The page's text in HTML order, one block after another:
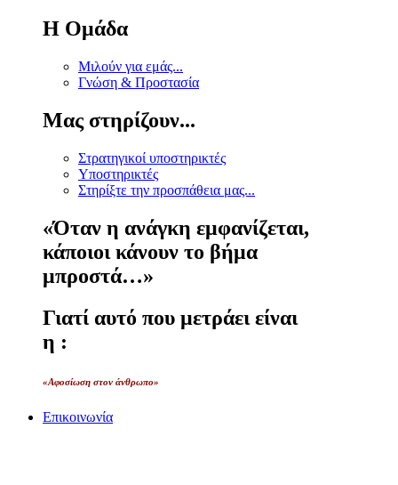
Η Ομάδα
Μιλούν για εμάς...
Γνώση & Προστασία
Μας στηρίζουν...
Στρατηγικοί υποστηρικτές
Υποστηρικτές
Στηρίξτε την προσπάθεια μας...
«Όταν η ανάγκη εμφανίζεται,
κάποιοι κάνουν το βήμα
μπροστά…»
Γιατί αυτό που μετράει είναι
η :
«Αφοσίωση στον άνθρωπο»
Επικοινωνία